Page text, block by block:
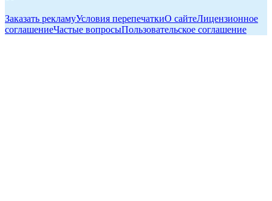
Заказать рекламуУсловия перепечаткиО сайтеЛицензионное
соглашениеЧастые вопросыПользовательское соглашение